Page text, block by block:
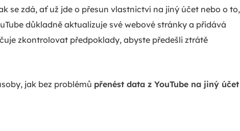
se zdá, ať už jde o přesun vlastnictví na jiný účet nebo o to,
důkladně aktualizuje své webové stránky a přidává
zkontrolovat předpoklady, abyste předešli ztrátě
jak bez problémů přenést data z YouTube na jiný účet